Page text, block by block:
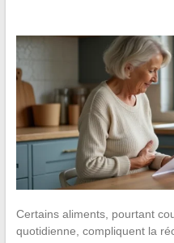
Certains aliments, pourtant
quotidienne, compliquent la